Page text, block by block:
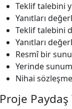
Teklif talebini
Yanıtları
Teklif talebini
Yanıtları
Resmî bir
Yerinde
Nihai
Proje